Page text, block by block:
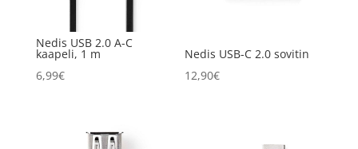
Nedis USB 2.0 A-C
kaapeli, 1 m
6,99€
Nedis USB-C 2.0 sovitin
12,90€